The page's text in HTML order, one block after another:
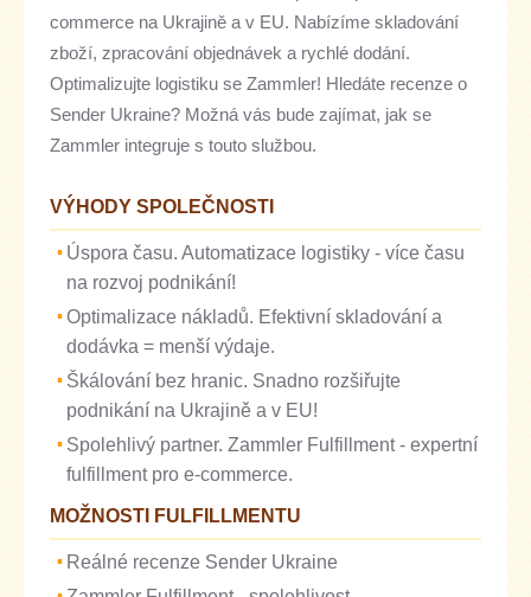
commerce na Ukrajině a v EU. Nabízíme skladování
zboží, zpracování objednávek a rychlé dodání.
Optimalizujte logistiku se Zammler! Hledáte recenze o
Sender Ukraine? Možná vás bude zajímat, jak se
Zammler integruje s touto službou.
VÝHODY SPOLEČNOSTI
Úspora času. Automatizace logistiky - více času
na rozvoj podnikání!
Optimalizace nákladů. Efektivní skladování a
dodávka = menší výdaje.
Škálování bez hranic. Snadno rozšiřujte
podnikání na Ukrajině a v EU!
Spolehlivý partner. Zammler Fulfillment - expertní
fulfillment pro e-commerce.
MOŽNOSTI FULFILLMENTU
Reálné recenze Sender Ukraine